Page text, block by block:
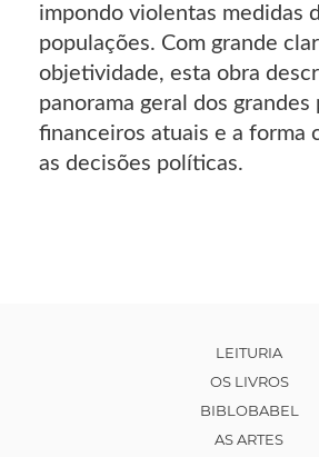
impondo violentas medidas
populações. Com grande
objetividade, esta obra
panorama geral dos grandes
financeiros atuais e a forma
as decisões políticas.
LEITURIA
OS LIVROS
BIBLOBABEL
AS ARTES